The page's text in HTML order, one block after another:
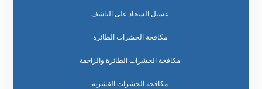
غسيل السجاد على الناشف
مكافحة الحشرات الطائرة
مكافحة الحشرات الطائرة والزاحفة
مكافحة الحشرات القشرية